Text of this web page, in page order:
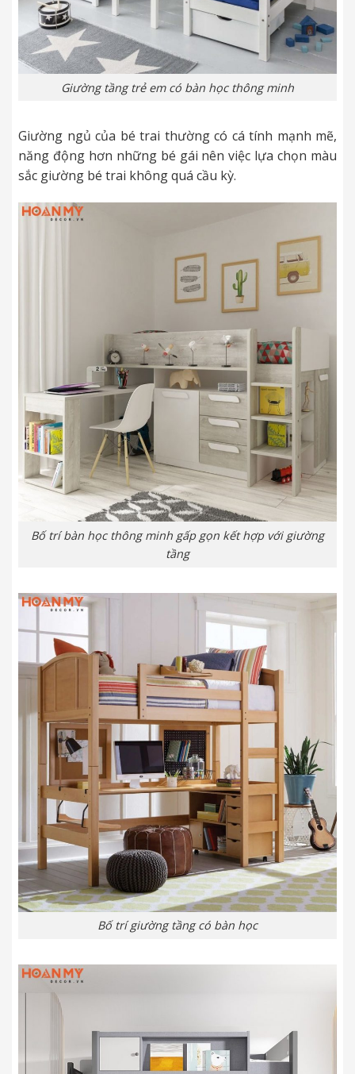
Giường tầng trẻ em có bàn học thông minh
Giường ngủ của bé trai thường có cá tính mạnh mẽ,
năng động hơn những bé gái nên việc lựa chọn màu
sắc giường bé trai không quá cầu kỳ.
Bố trí bàn học thông minh gấp gọn kết hợp với giường
tầng
Bố trí giường tầng có bàn học